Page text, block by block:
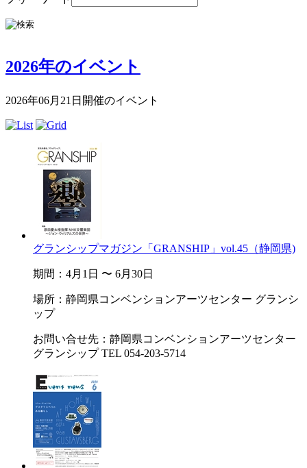
2026年のイベント
2026年06月21日開催のイベント
グランシップマガジン「GRANSHIP」vol.45（静岡県)
期間：4月1日 〜 6月30日
場所：静岡県コンベンションアーツセンター グランシ
ップ
お問い合せ先：静岡県コンベンションアーツセンター
グランシップ TEL 054-203-5714